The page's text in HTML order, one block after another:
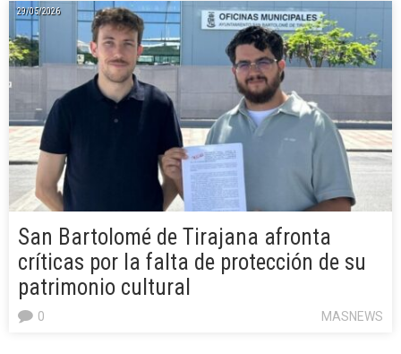
29/05/2026
San Bartolomé de Tirajana afronta
críticas por la falta de protección de su
patrimonio cultural
MASNEWS
0